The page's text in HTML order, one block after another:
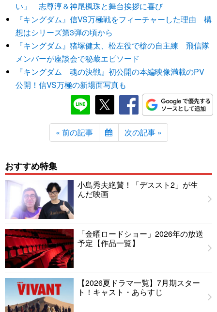
い」 志尊淳＆神尾楓珠と舞台挨拶に喜び
『キングダム』信VS万極戦をフィーチャーした理由 構
想はシリーズ第3弾の頃から
『キングダム』猪塚健太、松左役で槍の自主練 飛信隊
メンバーが座談会で秘蔵エピソード
『キングダム 魂の決戦』初公開の本編映像満載のPV
公開！信VS万極の新場面写真も
« 前の記事 次の記事 »
おすすめ特集
小島秀夫絶賛！「デススト2」が生
んだ映画
「金曜ロードショー」2026年の放送
予定【作品一覧】
【2026夏ドラマ一覧】7月期スター
ト！キャスト・あらすじ